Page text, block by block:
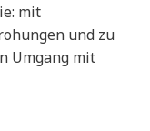
mit
und zu
Umgang mit